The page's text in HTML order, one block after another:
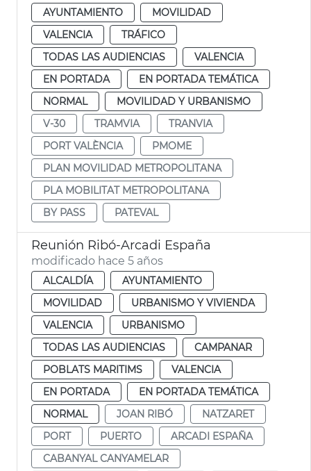
AYUNTAMIENTO
MOVILIDAD
VALENCIA
TRÁFICO
TODAS LAS AUDIENCIAS
VALENCIA
EN PORTADA
EN PORTADA TEMÁTICA
NORMAL
MOVILIDAD Y URBANISMO
V-30
TRAMVIA
TRANVIA
PORT VALÈNCIA
PMOME
PLAN MOVILIDAD METROPOLITANA
PLA MOBILITAT METROPOLITANA
BY PASS
PATEVAL
Reunión Ribó-Arcadi España
modificado hace 5 años
ALCALDÍA
AYUNTAMIENTO
MOVILIDAD
URBANISMO Y VIVIENDA
VALENCIA
URBANISMO
TODAS LAS AUDIENCIAS
CAMPANAR
POBLATS MARITIMS
VALENCIA
EN PORTADA
EN PORTADA TEMÁTICA
NORMAL
JOAN RIBÓ
NATZARET
PORT
PUERTO
ARCADI ESPAÑA
CABANYAL CANYAMELAR